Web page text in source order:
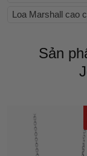
Loa Marshall cao
Sản